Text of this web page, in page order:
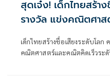
สุดเจ๋ง! เด็กไทยสร้าง
รางวัล แข่งคณิตศาส
เด็กไทยสร้างชื่อเสียงระดับโลก
คณิตศาสตร์และคณิตคิดเร็วระ